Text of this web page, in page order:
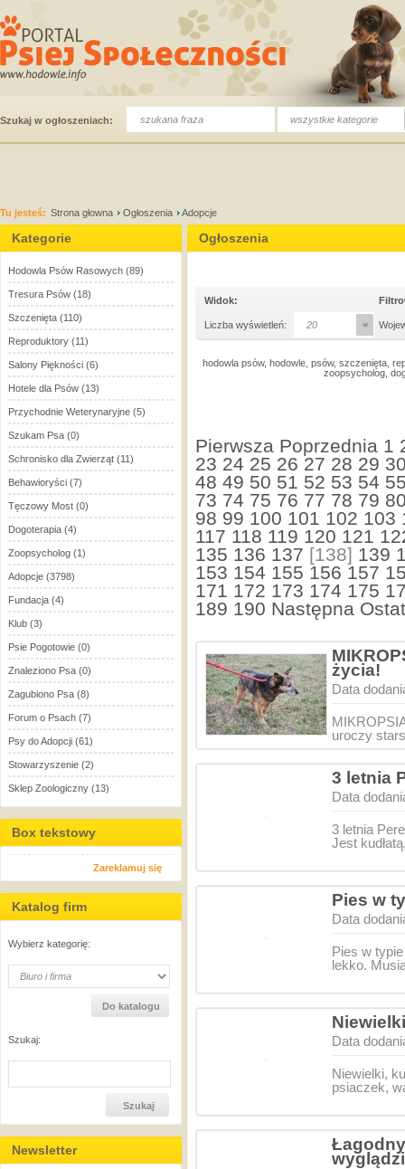
Szukaj w ogłoszeniach: wszystkie kategorie
Tu jesteś: Strona głowna Ogłoszenia Adopcje
Kategorie
Hodowla Psów Rasowych (89)
Tresura Psów (18)
Szczenięta (110)
Reproduktory (11)
Salony Piękności (6)
Hotele dla Psów (13)
Przychodnie Weterynaryjne (5)
Szukam Psa (0)
Schronisko dla Zwierząt (11)
Behawioryści (7)
Tęczowy Most (0)
Dogoterapia (4)
Zoopsycholog (1)
Adopcje (3798)
Fundacja (4)
Klub (3)
Psie Pogotowie (0)
Znaleziono Psa (0)
Zagubiono Psa (8)
Forum o Psach (7)
Psy do Adopcji (61)
Stowarzyszenie (2)
Sklep Zoologiczny (13)
Box tekstowy
Zareklamuj się
Katalog firm
Wybierz kategorię:
Szukaj:
Newsletter
Ogłoszenia
Widok:
Liczba wyświetleń: 20
hodowla psów, hodowle, psów, szczenięta,
zoopsycholog,
Pierwsza Poprzednia 1
23 24 25 26 27 28 29
48 49 50 51 52 53 54
73 74 75 76 77 78 79
98 99 100 101 102 103
117 118 119 120 121
135 136 137 [138] 139
153 154 155 156 157
171 172 173 174 175
189 190 Następna
życia!
Data
uroczy
3 letnia
Data
3 letnia
Jest
Pies w
Data
Pies w
lekko.
Data
Niewielki,
psiaczek,